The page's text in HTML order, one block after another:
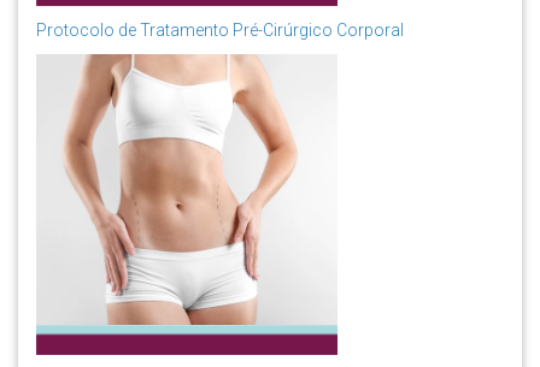
Protocolo de Tratamento Pré-Cirúrgico Corporal